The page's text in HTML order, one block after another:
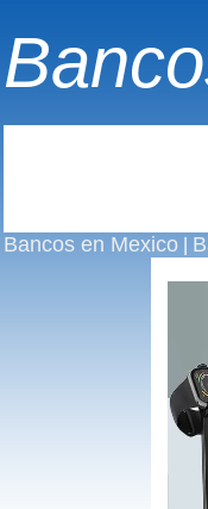
Bancos en Mexico|